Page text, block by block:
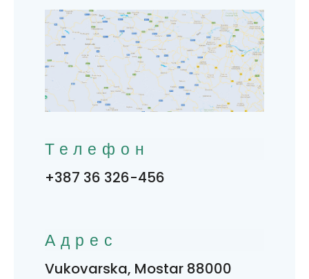
Телефон
+387 36 326-456
Адрес
Vukovarska, Mostar 88000